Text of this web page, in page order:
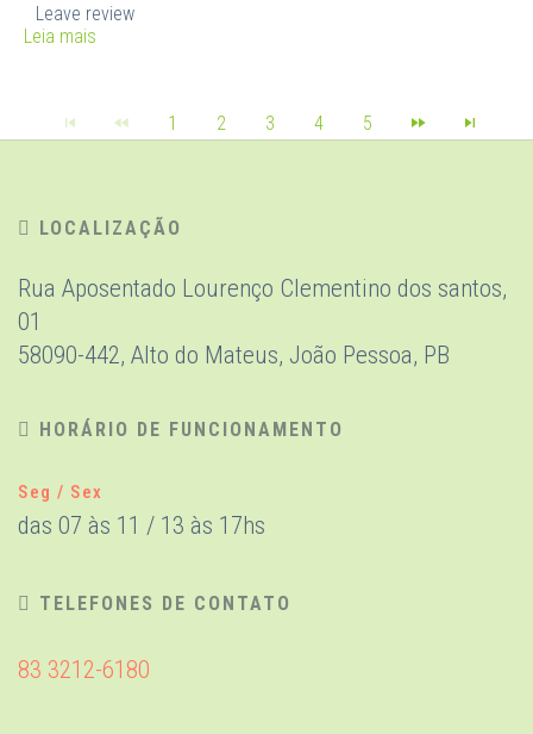
Leave review
Leia mais
1 2 3 4 5
LOCALIZAÇÃO
Rua Aposentado Lourenço Clementino dos santos,
01
58090-442, Alto do Mateus, João Pessoa, PB
HORÁRIO DE FUNCIONAMENTO
Seg / Sex
das 07 às 11 / 13 às 17hs
TELEFONES DE CONTATO
83 3212-6180